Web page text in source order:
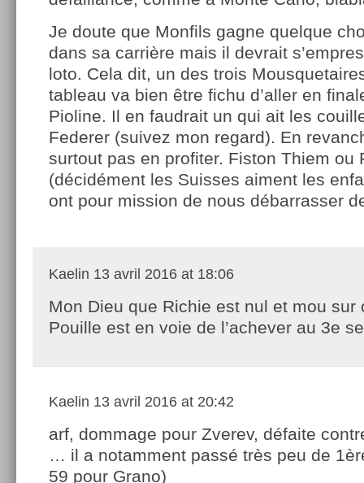
Je doute que Monfils gagne quelque
dans sa carrière mais il devrait
loto. Cela dit, un des trois
tableau va bien être fichu d’aller en
Pioline. Il en faudrait un qui ait les
Federer (suivez mon regard). En
surtout pas en profiter. Fiston Thiem ou
(décidément les Suisses aiment les
ont pour mission de nous débarrasser
Kaelin 13 avril 2016 at 18:06
Mon Dieu que Richie est nul et mou sur
Pouille est en voie de l’achever au 3e
Kaelin 13 avril 2016 at 20:42
arf, dommage pour Zverev, défaite
… il a notamment passé très peu de
59 pour Grano)